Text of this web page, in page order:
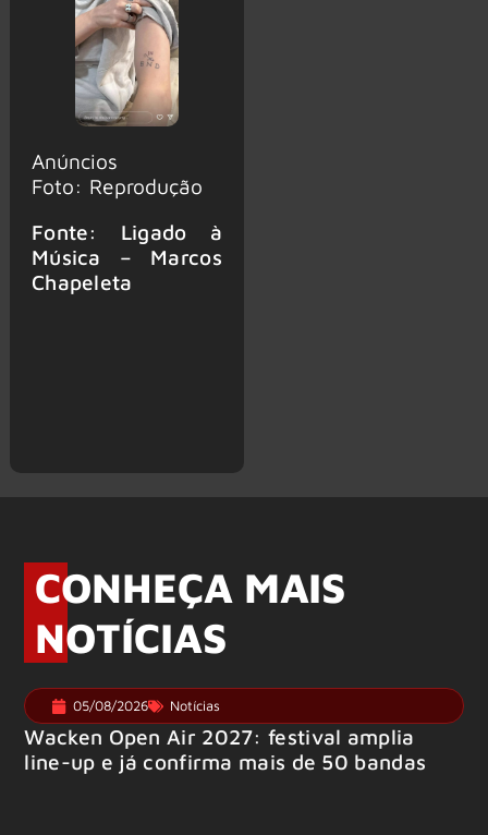
Anúncios
Foto: Reprodução
Fonte: Ligado à
Música – Marcos
Chapeleta
CONHEÇA MAIS
NOTÍCIAS
05/08/2026 Notícias
Wacken Open Air 2027: festival amplia
line-up e já confirma mais de 50 bandas